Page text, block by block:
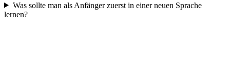
Was sollte man als Anfänger zuerst in einer neuen Sprache
lernen?